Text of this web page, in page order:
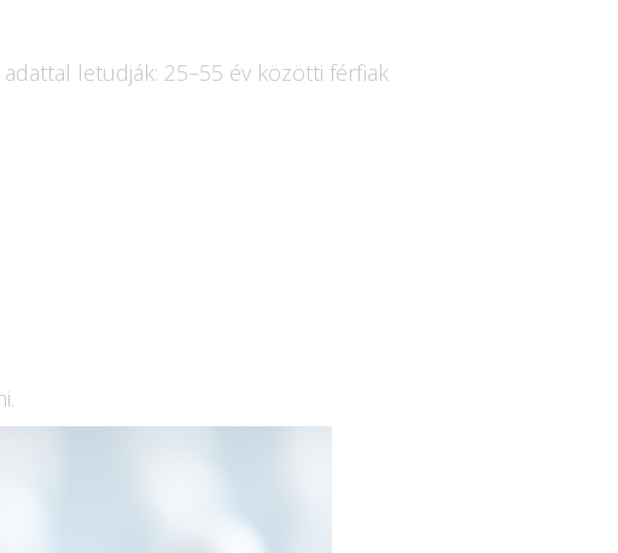
letudják: 25–55 év közötti férfiak